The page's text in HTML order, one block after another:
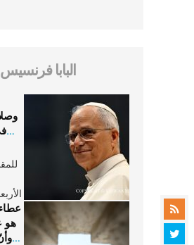
البابا فرنسيس
الأربعاء 5
هو